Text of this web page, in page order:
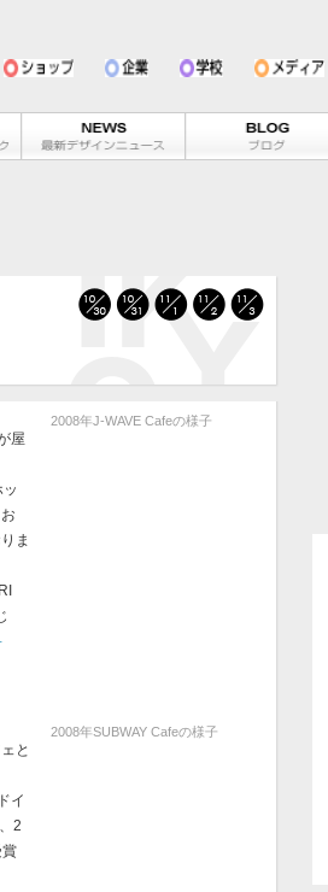
屋
ま
2008年J-WAVE Cafeの様子
と
イ
2
2008年SUBWAY Cafeの様子